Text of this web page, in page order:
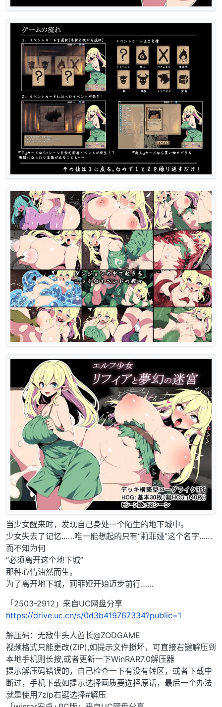
当少女醒来时，发现自己身处一个陌生的地下城中。
少女失去了记忆……唯一能想起的只有“莉菲娅”这个名字……
而不知为何
“必须离开这个地下城”
那种心情油然而生。
为了离开地下城，莉菲娅开始迈步前行……
「2503-2912」来自UC网盘分享
https://drive.uc.cn/s/0d3b419767334?public=1
解压码：无敌牛头人酋长@ZODGAME
视频格式只能更改(ZIP),如提示文件损坏，可直接右键解压到
本地手机则长按,或者更新一下WinRAR7.0解压器
提示解压码错误的，自己检查一下有没有转区，或者下载中
断过，手机下载如提示选择画质要选择原话，最后一个办法
就是使用7zip右键选择#解压